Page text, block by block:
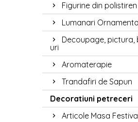
Figurine din polistiren
Lumanari
Decoupage, pictura,
uri
Aromaterapie
Trandafiri de Sapun
Decoratiuni petreceri
Articole Masa Festiva